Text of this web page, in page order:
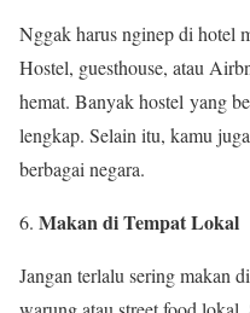
Nggak harus nginep di hotel
Hostel, guesthouse, atau
hemat. Banyak hostel yang
lengkap. Selain itu, kamu
berbagai negara.
Makan di Tempat Lokal
Jangan terlalu sering makan